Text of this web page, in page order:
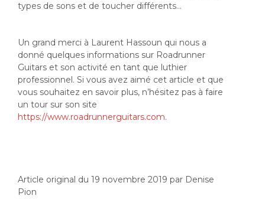
types de sons et de toucher différents…
Un grand merci à Laurent Hassoun qui nous a
donné quelques informations sur Roadrunner
Guitars et son activité en tant que luthier
professionnel. Si vous avez aimé cet article et que
vous souhaitez en savoir plus, n’hésitez pas à faire
un tour sur son site
https://www.roadrunnerguitars.com.
Article original du 19 novembre 2019 par Denise
Pion